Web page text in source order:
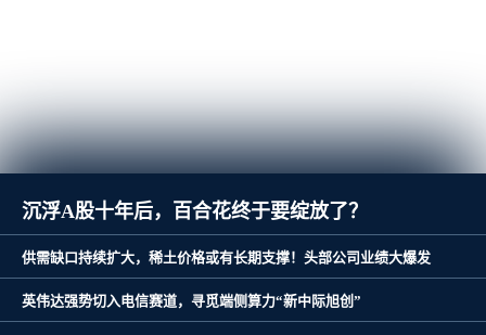
沉浮A股十年后，百合花终于要绽放了？
供需缺口持续扩大，稀土价格或有长期支撑！头部公司业绩大爆发
英伟达强势切入电信赛道，寻觅端侧算力“新中际旭创”